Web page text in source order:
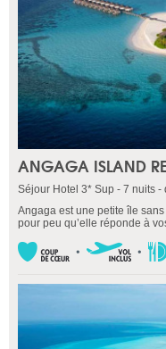
ANGAGA ISLAND
Séjour Hotel 3* Sup - 7 nuits -
Angaga est une petite île
pour peu qu’elle réponde à